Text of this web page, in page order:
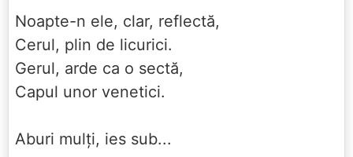
Noapte-n ele, clar, reflectă,
Cerul, plin de licurici.
Gerul, arde ca o sectă,
Capul unor venetici.
Aburi mulți, ies sub...